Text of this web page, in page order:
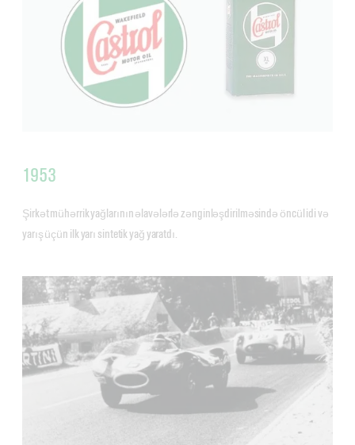
1953
Şirkət mühərrik yağlarının əlavələrlə zənginləşdirilməsində öncül idi və
yarış üçün ilk yarı sintetik yağ yaratdı.